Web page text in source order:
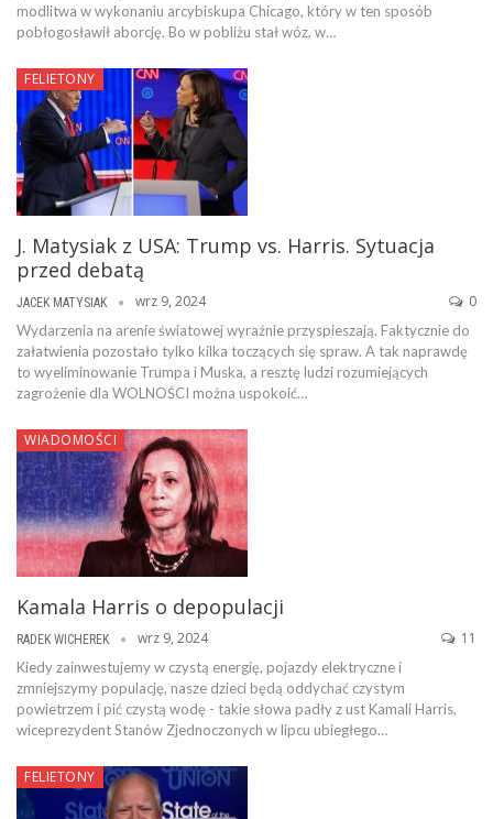
modlitwa w wykonaniu arcybiskupa Chicago, który w ten sposób
pobłogosławił aborcję. Bo w pobliżu stał wóz, w…
FELIETONY
J. Matysiak z USA: Trump vs. Harris. Sytuacja
przed debatą
JACEK MATYSIAK wrz 9, 2024 0
Wydarzenia na arenie światowej wyraźnie przyspieszają. Faktycznie do
załatwienia pozostało tylko kilka toczących się spraw. A tak naprawdę
to wyeliminowanie Trumpa i Muska, a resztę ludzi rozumiejących
zagrożenie dla WOLNOŚCI można uspokoić…
WIADOMOŚCI
Kamala Harris o depopulacji
RADEK WICHEREK wrz 9, 2024 11
Kiedy zainwestujemy w czystą energię, pojazdy elektryczne i
zmniejszymy populację, nasze dzieci będą oddychać czystym
powietrzem i pić czystą wodę - takie słowa padły z ust Kamali Harris,
wiceprezydent Stanów Zjednoczonych w lipcu ubiegłego…
FELIETONY